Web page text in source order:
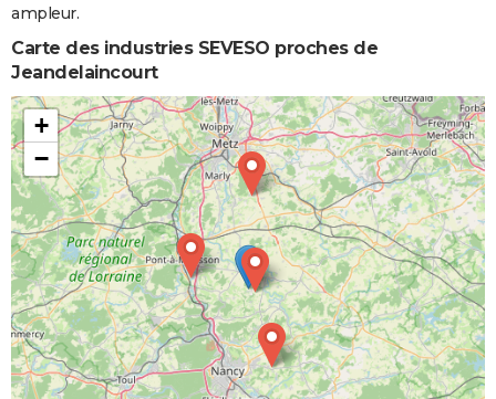
ampleur.
Carte des industries SEVESO proches de
Jeandelaincourt
+
−